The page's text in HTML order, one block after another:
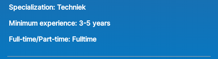
Specialization: Techniek
Minimum experience: 3-5 years
Full-time/Part-time: Fulltime